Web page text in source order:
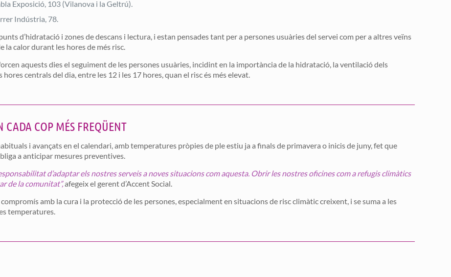
Exposició, 103 (Vilanova i la Geltrú).
Indústria, 78.
d’hidratació i zones de descans i lectura, i estan pensades tant per a persones usuàries del servei com per a altres veïns
la calor durant les hores de més risc.
aquests dies el seguiment de les persones usuàries, incidint en la importància de la hidratació, la ventilació dels
centrals del dia, entre les 12 i les 17 hores, quan el risc és més elevat.
CADA COP MÉS FREQÜENT
i avançats en el calendari, amb temperatures pròpies de ple estiu ja a finals de primavera o inicis de juny, fet que
a anticipar mesures preventives.
d’adaptar els nostres serveis a noves situacions com aquesta. Obrir les nostres oficines com a refugis climàtics
de la comunitat”,afegeix el gerent d’Accent Social.
amb la cura i la protecció de les persones, especialment en situacions de risc climàtic creixent, i se suma a les
temperatures.